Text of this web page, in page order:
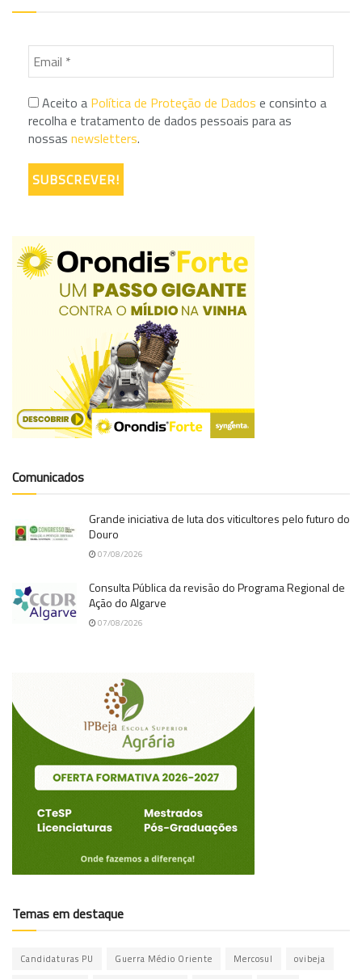
Aceito a Política de Proteção de Dados e consinto a
recolha e tratamento de dados pessoais para as
nossas newsletters.
Comunicados
Grande iniciativa de luta dos viticultores pelo futuro do
Douro
07/08/2026
Consulta Pública da revisão do Programa Regional de
Ação do Algarve
07/08/2026
Temas em destaque
Candidaturas PU Guerra Médio Oriente Mercosul ovibeja